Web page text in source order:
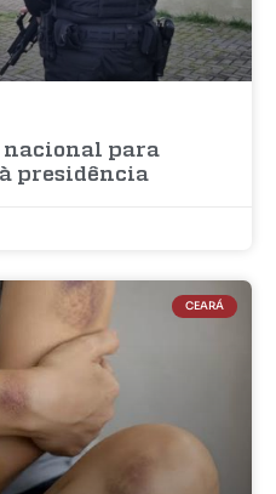
nacional para
presidência
CEARÁ